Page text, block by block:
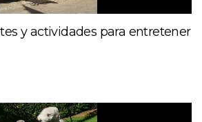
y actividades para entretener